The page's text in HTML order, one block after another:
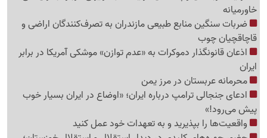
خاورمیانه
ضربات سنگین منابع طبیعی مازندران به تصرف‌کنندگان اراضی و
قاچاقچیان چوب
اذعان قانونگذار دموکرات به «عدم توازن» موشکی آمریکا در برابر
ایران
محرمانه عربستان در مرز یمن
ادعای جنجالی ترامپ درباره ایران؛ «اوضاع در ایران بسیار خوب
پیش می‌رود!»
واقعیت‌ها را بپذیرید و به تعهدات خود عمل کنید